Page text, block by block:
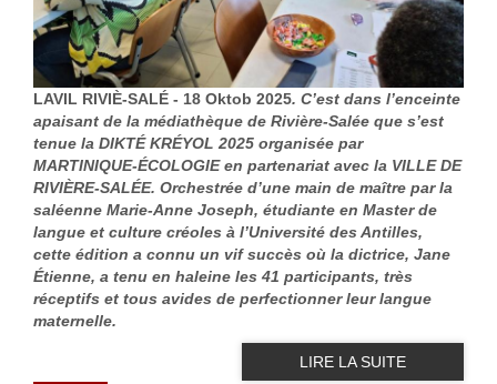
LAVIL RIVIÈ-SALÉ - 18 Oktob 2025. C’est dans l’enceinte
apaisant de la médiathèque de Rivière-Salée que s’est
tenue la DIKTÉ KRÉYOL 2025 organisée par
MARTINIQUE-ÉCOLOGIE en partenariat avec la VILLE DE
RIVIÈRE-SALÉE. Orchestrée d’une main de maître par la
saléenne Marie-Anne Joseph, étudiante en Master de
langue et culture créoles à l’Université des Antilles,
cette édition a connu un vif succès où la dictrice, Jane
Étienne, a tenu en haleine les 41 participants, très
réceptifs et tous avides de perfectionner leur langue
maternelle.
LIRE LA SUITE